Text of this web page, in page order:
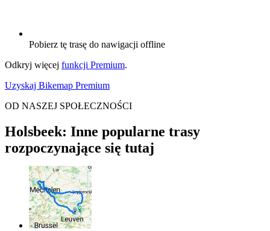
Pobierz tę trasę do nawigacji offline
Odkryj więcej funkcji Premium.
Uzyskaj Bikemap Premium
OD NASZEJ SPOŁECZNOŚCI
Holsbeek: Inne popularne trasy
rozpoczynające się tutaj